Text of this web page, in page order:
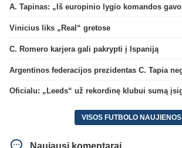
Vinicius liks „Real“ gretose
C. Romero karjera gali pakrypti į Ispaniją
VISOS FUTBOLO NAUJIENOS
Naujausi komentarai